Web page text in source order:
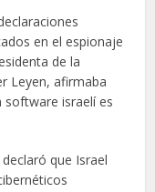
en el espionaje
de la
Leyen, afirmaba
software israelí es
que Israel